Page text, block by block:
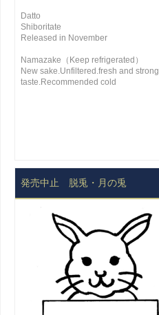
Datto
Shiboritate
Released in November
Namazake（Keep refrigerated）
New sake.Unfiltered.fresh and strong
taste.Recommended cold
発売中止 脱兎・月の兎